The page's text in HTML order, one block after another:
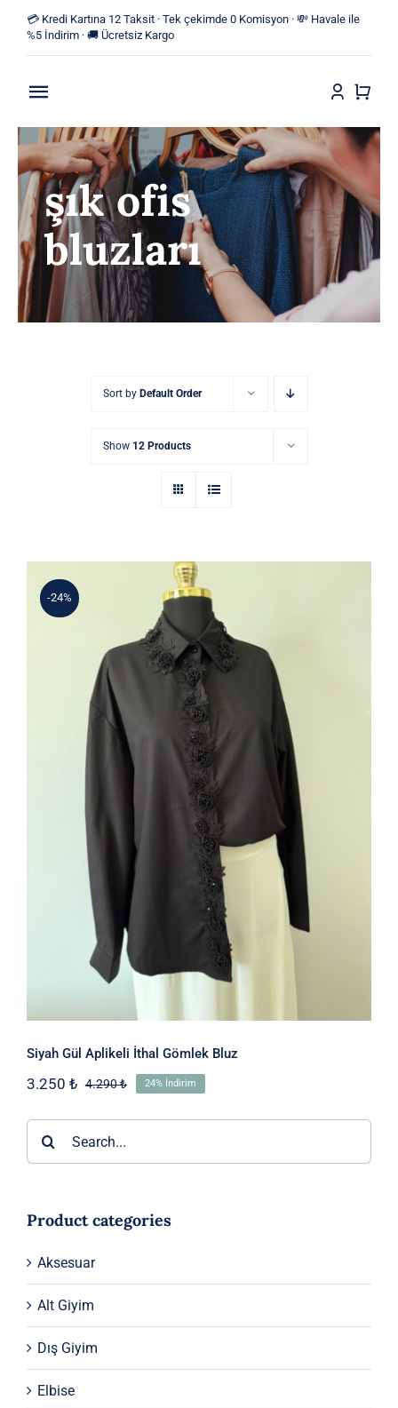
content
💳 Kredi Kartına 12 Taksit · Tek çekimde 0 Komisyon · 💸 Havale ile
%5 İndirim · 🚚 Ücretsiz Kargo
Toggle
Navigation
Anasayfa
Mağaza
Yeni Ürünler
Kategoriler
şık ofis
bluzları
Sort by Default Order
Show 12 Products
-24%
Siyah Gül Aplikeli İthal Gömlek Bluz
Siyah Gül Aplikeli İthal Gömlek Bluz
4.290₺Orijinal
3.250 ₺
Şu
3.250 ₺.
24% İndirim
Product categories
Aksesuar
Alt Giyim
Dış Giyim
Elbise